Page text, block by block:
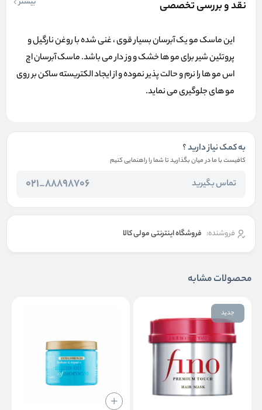
نقد و بررسی تخصصی
این ماسک مو یک آبرسان بسیار قوی ، غنی شده با روغن نارگیل و
پروتئین شیر برای مو ها خشک و وز دار می باشد. ماسک آبرسان اچ
اس مو ها را نرم و حالت پذیر نموده و از ایجاد الکتریسته ساکن بر روی
مو های جلوگیری می نماید.
به کمک نیاز دارید ؟
کافیست با ما در میان بگذارید تا شما را راهنمایی کنیم
تماس بگیرید 88898706_021
فروشنده: فروشگاه اینترنتی مولی کالا
محصولات مشابه
جدید